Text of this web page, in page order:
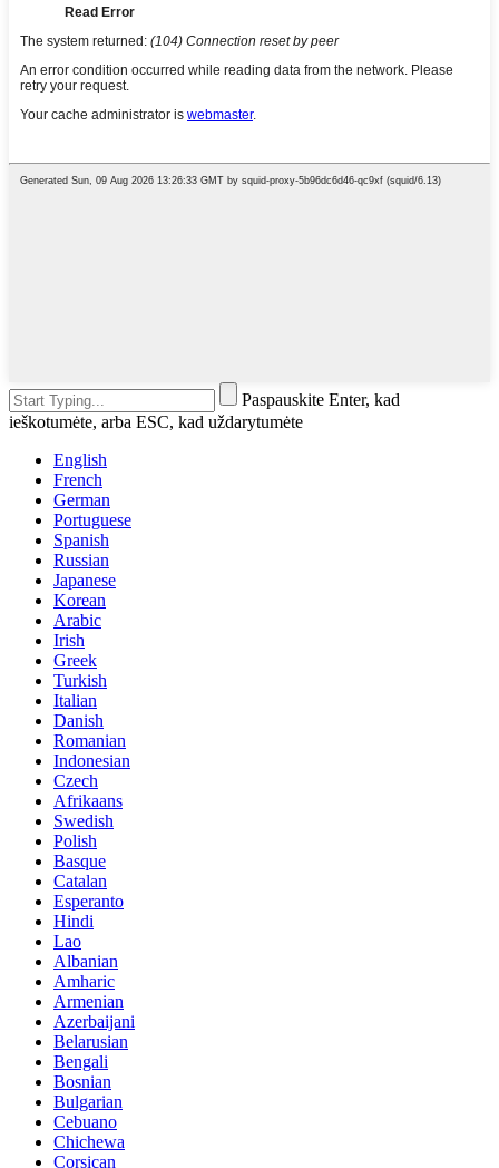
Paspauskite Enter, kad
ieškotumėte, arba ESC, kad uždarytumėte
English
French
German
Portuguese
Spanish
Russian
Japanese
Korean
Arabic
Irish
Greek
Turkish
Italian
Danish
Romanian
Indonesian
Czech
Afrikaans
Swedish
Polish
Basque
Catalan
Esperanto
Hindi
Lao
Albanian
Amharic
Armenian
Azerbaijani
Belarusian
Bengali
Bosnian
Bulgarian
Cebuano
Chichewa
Corsican